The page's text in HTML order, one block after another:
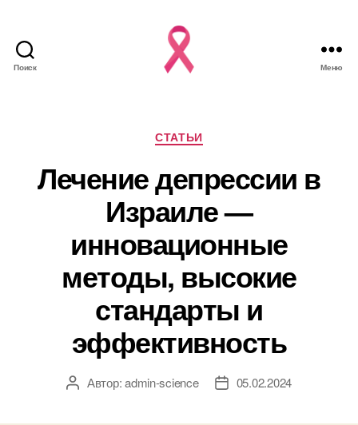
Поиск Меню
Рубрики
СТАТЬИ
Лечение депрессии в
Израиле —
инновационные
методы, высокие
стандарты и
эффективность
АвторАвтор:admin-science
Дата05.02.2024